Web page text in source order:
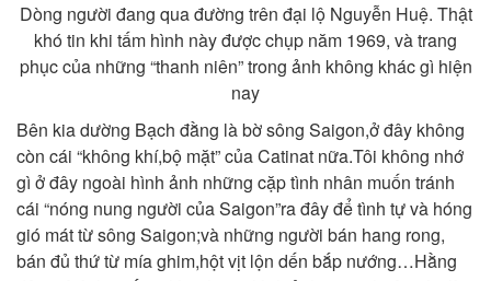
Dòng người đang qua đường trên đại lộ Nguyễn Huệ. Thật
khó tin khi tấm hình này được chụp năm 1969, và trang
phục của những “thanh niên” trong ảnh không khác gì hiện
nay
Bên kia dường Bạch đằng là bờ sông Saigon,ở đây không
còn cái “không khí,bộ mặt” của Catinat nữa.Tôi không nhớ
gì ở đây ngoài hình ảnh những cặp tình nhân muốn tránh
cái “nóng nung người của Saigon”ra đây để tình tự và hóng
gió mát từ sông Saigon;và những người bán hang rong,
bán đủ thứ từ mía ghim,hột vịt lộn dến bắp nướng…Hằng